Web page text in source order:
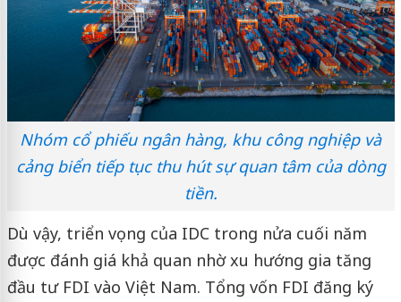
Nhóm cổ phiếu ngân hàng, khu công nghiệp và
cảng biển tiếp tục thu hút sự quan tâm của dòng
tiền.
Dù vậy, triển vọng của IDC trong nửa cuối năm
được đánh giá khả quan nhờ xu hướng gia tăng
đầu tư FDI vào Việt Nam. Tổng vốn FDI đăng ký